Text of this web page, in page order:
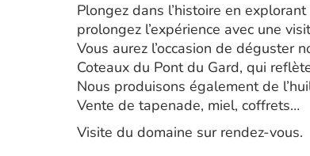
Plongez dans l’histoire en
prolongez l’expérience avec une
Vous aurez l’occasion de déguster
Coteaux du Pont du Gard, qui
Nous produisons également de
Vente de tapenade, miel, coffrets…
Visite du domaine sur rendez-vous.